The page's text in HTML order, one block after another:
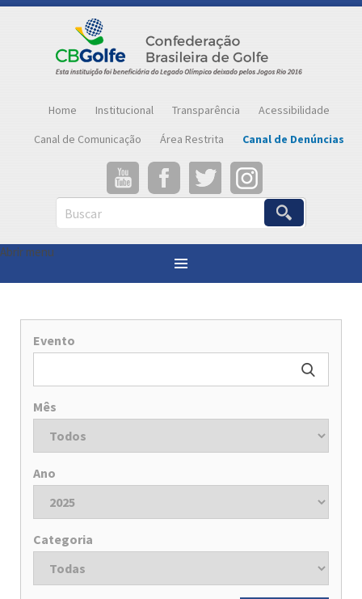
Home Institucional Transparência
Acessibilidade
Canal de Comunicação
Área Restrita Canal de Denúncias
Buscar
Abrir menu
Evento
Mês
Ano
Categoria